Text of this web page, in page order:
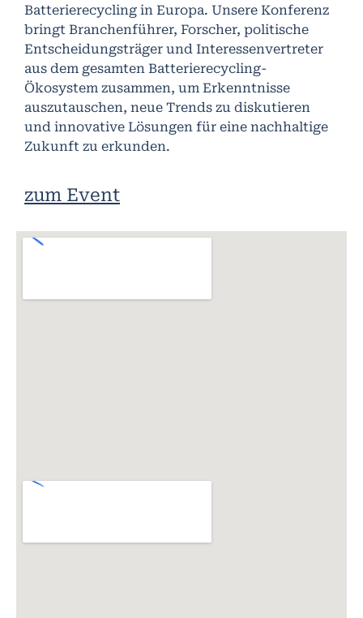
Batterierecycling in Europa. Unsere Konferenz
bringt Branchenführer, Forscher, politische
Entscheidungsträger und Interessenvertreter
aus dem gesamten Batterierecycling-
Ökosystem zusammen, um Erkenntnisse
auszutauschen, neue Trends zu diskutieren
und innovative Lösungen für eine nachhaltige
Zukunft zu erkunden.
zum Event